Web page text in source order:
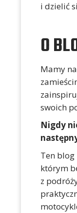
i dzielić
O
Mamy
swoich
Nigdy
Ten
którym
z